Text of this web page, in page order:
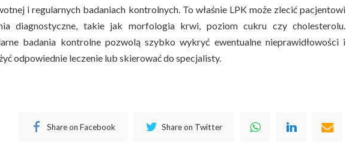
i regularnych badaniach kontrolnych. To właśnie LPK może zlecić pacjentowi
diagnostyczne, takie jak morfologia krwi, poziom cukru czy cholesterolu.
badania kontrolne pozwolą szybko wykryć ewentualne nieprawidłowości i
odpowiednie leczenie lub skierować do specjalisty.
Share on Facebook Share on Twitter